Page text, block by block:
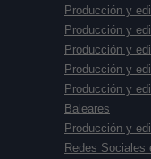
Producción y
Producción y
Producción y
Producción y
Producción y
Baleares
Producción y
Redes Sociales